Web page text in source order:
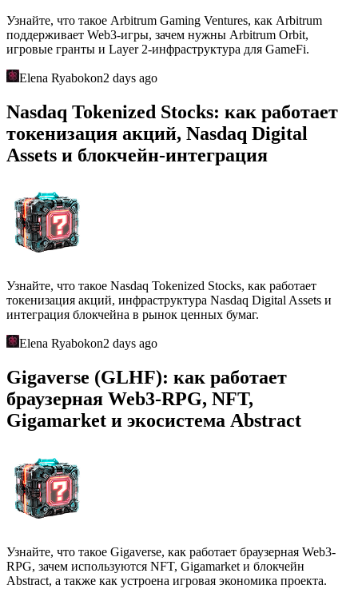
Узнайте, что такое Arbitrum Gaming Ventures, как Arbitrum
поддерживает Web3-игры, зачем нужны Arbitrum Orbit,
игровые гранты и Layer 2-инфраструктура для GameFi.
Elena Ryabokon2 days ago
Nasdaq Tokenized Stocks: как работает
токенизация акций, Nasdaq Digital
Assets и блокчейн-интеграция
Узнайте, что такое Nasdaq Tokenized Stocks, как работает
токенизация акций, инфраструктура Nasdaq Digital Assets и
интеграция блокчейна в рынок ценных бумаг.
Elena Ryabokon2 days ago
Gigaverse (GLHF): как работает
браузерная Web3-RPG, NFT,
Gigamarket и экосистема Abstract
Узнайте, что такое Gigaverse, как работает браузерная Web3-
RPG, зачем используются NFT, Gigamarket и блокчейн
Abstract, а также как устроена игровая экономика проекта.